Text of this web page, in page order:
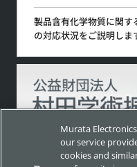
製品含有化学物質に関す
の対応状況をご説明しま
Murata
our service
cookies and